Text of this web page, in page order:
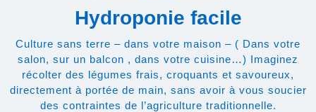
Hydroponie facile
Culture sans terre – dans votre maison – ( Dans votre
salon, sur un balcon , dans votre cuisine…) Imaginez
récolter des légumes frais, croquants et savoureux,
directement à portée de main, sans avoir à vous soucier
des contraintes de l’agriculture traditionnelle.